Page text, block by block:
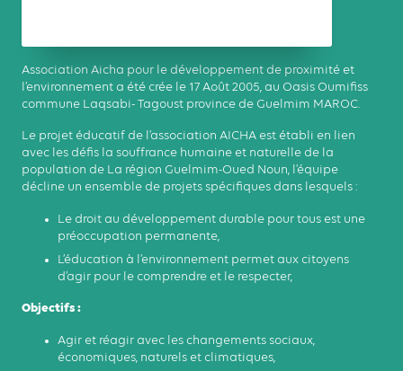
Association Aicha pour le développement de proximité et
l’environnement a été crée le 17 Août 2005, au Oasis Oumifiss
commune Laqsabi- Tagoust province de Guelmim MAROC.
Le projet éducatif de l’association AICHA est établi en lien
avec les défis la souffrance humaine et naturelle de la
population de La région Guelmim-Oued Noun, l’équipe
décline un ensemble de projets spécifiques dans lesquels :
Le droit au développement durable pour tous est une
préoccupation permanente,
L’éducation à l’environnement permet aux citoyens
d’agir pour le comprendre et le respecter,
Objectifs :
Agir et réagir avec les changements sociaux,
économiques, naturels et climatiques,